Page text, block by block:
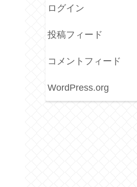
ログイン
投稿フィード
コメントフィード
WordPress.org